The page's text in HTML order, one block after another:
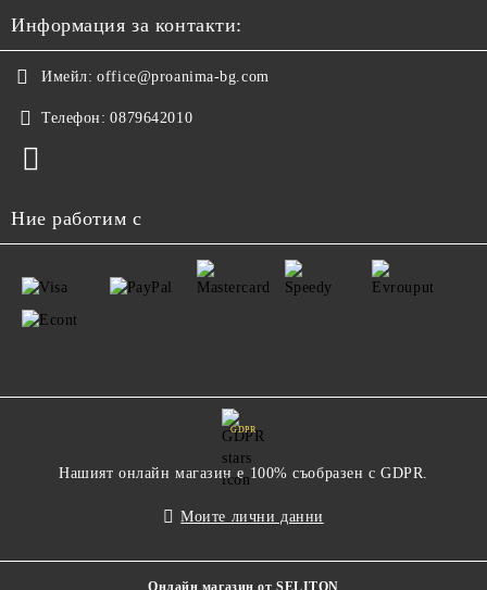
Информация за контакти:
Имейл: office@proanima-bg.com
Телефон: 0879642010
Ние работим с
GDPR
Нашият онлайн магазин е 100% съобразен с GDPR.
Моите лични данни
Онлайн магазин от SELITON